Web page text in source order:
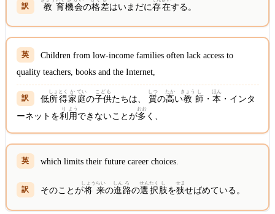
教 育機会の格差はいまだに存在する。
Children from low-income families often lack access to
quality teachers, books and the Internet,
低所
しょ
得
とく
家
か
庭
てい
の子供
こども
たちは、質
しつ
の高
たか
い教
きょう
師
し
・本
ほん
・インタ
ーネットを利
り
用
よう
できないことが多
おお
く、
which limits their future career choices.
そのことが将
しょう
来
らい
の進
しん
路
ろ
の選
せん
択
たく
肢
し
を狭
せま
せばめている。